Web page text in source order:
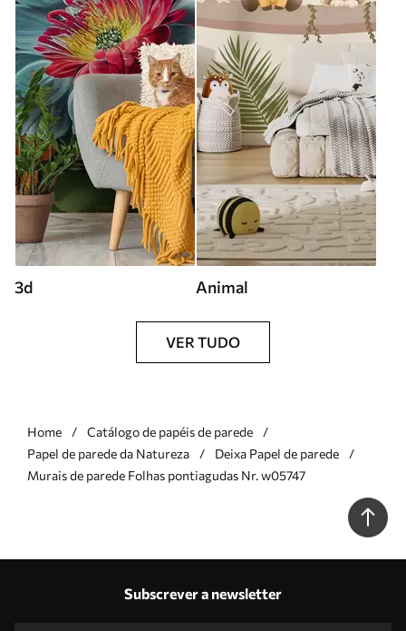
3d Animal
VER TUDO
Home
Catálogo de papéis de parede
Papel de parede da Natureza
Deixa Papel de parede
Murais de parede Folhas pontiagudas Nr. w05747
Subscrever a newsletter